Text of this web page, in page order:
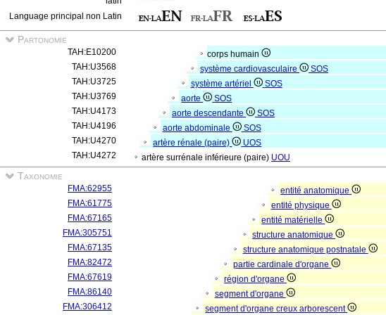
Language principal non Latin
Partonomie
TAH:E10200
corps humain
TAH:U3568
système cardiovasculaire
SOS
TAH:U3725
système artériel
SOS
TAH:U3769
aorte
SOS
TAH:U4173
aorte descendante
SOS
TAH:U4196
aorte abdominale
SOS
TAH:U4270
artère rénale (paire)
UOS
TAH:U4272
artère surrénale inférieure (paire) UOU
Taxonomie
FMA:62955
entité anatomique
FMA:61775
entité physique
FMA:67165
entité matérielle
FMA:305751
structure anatomique
FMA:67135
structure anatomique postnatale
FMA:82472
partie cardinale d'organe
FMA:67619
région d'organe
FMA:86140
segment d'organe
FMA:306412
segment d'organe creux arborescent